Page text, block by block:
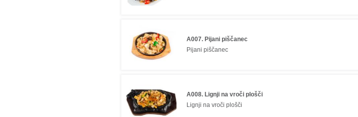
A007. Pijani piščanec
Pijani piščanec
A008. Lignji na vroči plošči
Lignji na vroči plošči